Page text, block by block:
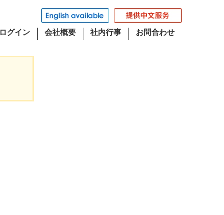
ログイン 会社概要 社内行事 お問合わせ